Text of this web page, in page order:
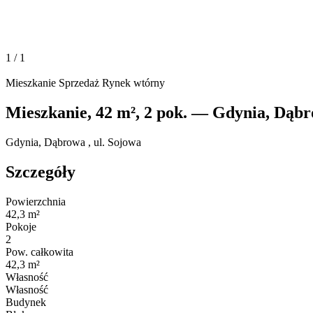
1 / 1
Mieszkanie Sprzedaż Rynek wtórny
Mieszkanie, 42 m², 2 pok. — Gdynia,
Gdynia, Dąbrowa , ul. Sojowa
Szczegóły
Powierzchnia
42,3 m²
Pokoje
2
Pow. całkowita
42,3 m²
Własność
Własność
Budynek